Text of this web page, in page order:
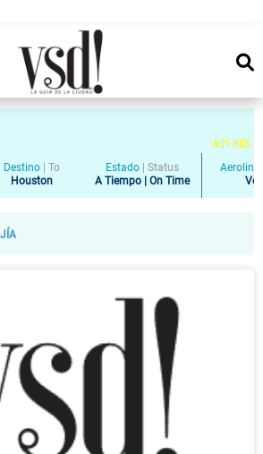
4:21 HRS
Destino
To
Houston
Estado
Status
A Tiempo | On Time